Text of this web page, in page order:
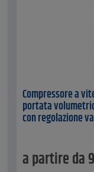
Compressore a
portata
con regolazione
a partire da